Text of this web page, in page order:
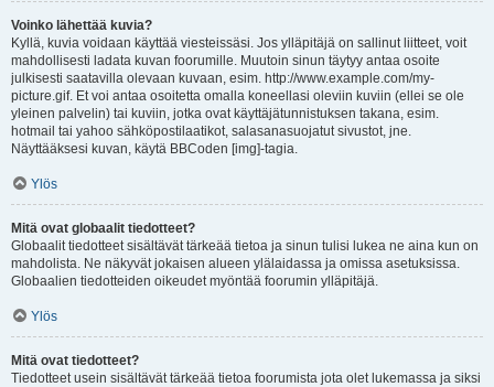
Voinko lähettää kuvia?
Kyllä, kuvia voidaan käyttää viesteissäsi. Jos ylläpitäjä on sallinut liitteet, voit
mahdollisesti ladata kuvan foorumille. Muutoin sinun täytyy antaa osoite
julkisesti saatavilla olevaan kuvaan, esim. http://www.example.com/my-
picture.gif. Et voi antaa osoitetta omalla koneellasi oleviin kuviin (ellei se ole
yleinen palvelin) tai kuviin, jotka ovat käyttäjätunnistuksen takana, esim.
hotmail tai yahoo sähköpostilaatikot, salasanasuojatut sivustot, jne.
Näyttääksesi kuvan, käytä BBCoden [img]-tagia.
Ylös
Mitä ovat globaalit tiedotteet?
Globaalit tiedotteet sisältävät tärkeää tietoa ja sinun tulisi lukea ne aina kun on
mahdolista. Ne näkyvät jokaisen alueen ylälaidassa ja omissa asetuksissa.
Globaalien tiedotteiden oikeudet myöntää foorumin ylläpitäjä.
Ylös
Mitä ovat tiedotteet?
Tiedotteet usein sisältävät tärkeää tietoa foorumista jota olet lukemassa ja siksi